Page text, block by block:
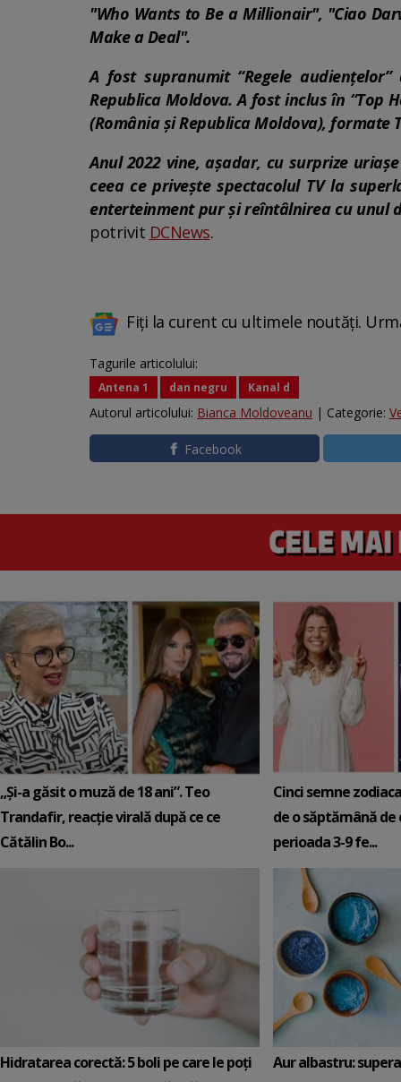
"Who Wants to Be a Millionair", "Ciao
Make a Deal".
A fost supranumit “Regele
Republica Moldova. A fost inclus în
(România şi Republica Moldova),
Anul 2022 vine, așadar, cu surprize
ceea ce privește spectacolul TV la
enterteinment pur și reîntâlnirea cu unul
potrivit DCNews.
Fiți la curent cu ultimele noutăți.
Tagurile articolului:
Antena 1 dan negru Kanal d
Autorul articolului: Bianca Moldoveanu | Categorie:
Facebook
„Și-a găsit o muză de 18 ani”. Teo
Trandafir, reacție virală după ce ce
Cătălin Bo...
Cinci semne
de o săptămână de
perioada 3-9 fe...
Hidratarea corectă: 5 boli pe care le poți
Aur albastru: